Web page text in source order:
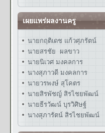
เผยแพร่ผลงานครู
นายกฤติเดช แก้วศุภรัตน์
นายสรชัย ผลขาว
นายนิเวศ มงคลการ
นางสุภาวดี มงคลการ
นายวรพงษ์ สุโคตร
นายสิรพัชญ์ สิรไชยพัฒน์
นายธีรวัฒน์ บุรวิศิษฐ์
นางสุภารัตน์ สิรไชยพัฒน์